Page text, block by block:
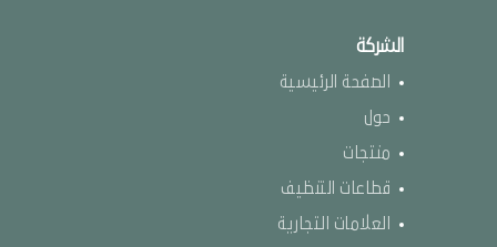
الشركة
الصفحة الرئيسية
حول
منتجات
قطاعات التنظيف
العلامات التجارية